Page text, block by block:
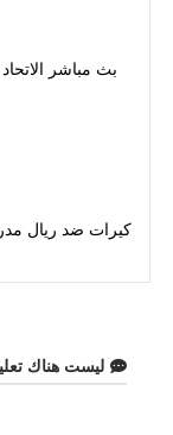
بث مباشر
ليست هناك